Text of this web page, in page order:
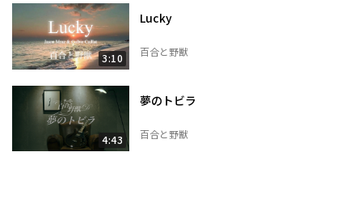
3:10
Lucky
百合と野獣
4:43
夢のトビラ
百合と野獣